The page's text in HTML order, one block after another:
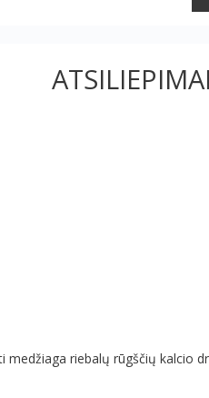
ATSILIEPIMAI
medžiaga riebalų rūgščių kalcio